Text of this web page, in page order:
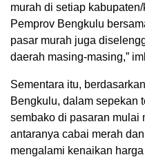
murah di setiap
Pemprov Bengkulu
pasar murah juga
daerah masing-masing,”
Sementara itu,
Bengkulu, dalam sepekan
sembako di pasaran mulai
antaranya cabai merah
mengalami kenaikan